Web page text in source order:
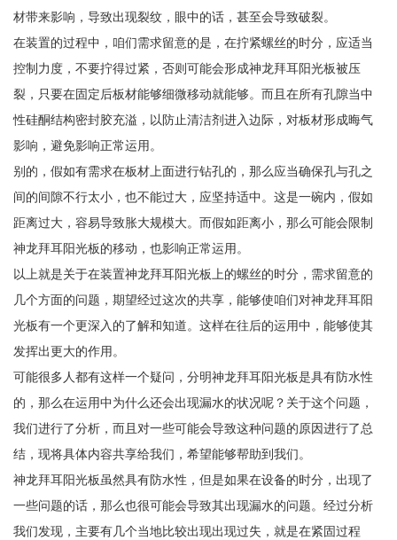
材带来影响，导致出现裂纹，眼中的话，甚至会导致破裂。
在装置的过程中，咱们需求留意的是，在拧紧螺丝的时分，应适当
控制力度，不要拧得过紧，否则可能会形成神龙拜耳阳光板被压
裂，只要在固定后板材能够细微移动就能够。而且在所有孔隙当中
性硅酮结构密封胶充溢，以防止清洁剂进入边际，对板材形成晦气
影响，避免影响正常运用。
别的，假如有需求在板材上面进行钻孔的，那么应当确保孔与孔之
间的间隙不行太小，也不能过大，应坚持适中。这是一碗内，假如
距离过大，容易导致胀大规模大。而假如距离小，那么可能会限制
神龙拜耳阳光板的移动，也影响正常运用。
以上就是关于在装置神龙拜耳阳光板上的螺丝的时分，需求留意的
几个方面的问题，期望经过这次的共享，能够使咱们对神龙拜耳阳
光板有一个更深入的了解和知道。这样在往后的运用中，能够使其
发挥出更大的作用。
可能很多人都有这样一个疑问，分明神龙拜耳阳光板是具有防水性
的，那么在运用中为什么还会出现漏水的状况呢？关于这个问题，
我们进行了分析，而且对一些可能会导致这种问题的原因进行了总
结，现将具体内容共享给我们，希望能够帮助到我们。
神龙拜耳阳光板虽然具有防水性，但是如果在设备的时分，出现了
一些问题的话，那么也很可能会导致其出现漏水的问题。经过分析
我们发现，主要有几个当地比较出现出现过失，就是在紧固过程